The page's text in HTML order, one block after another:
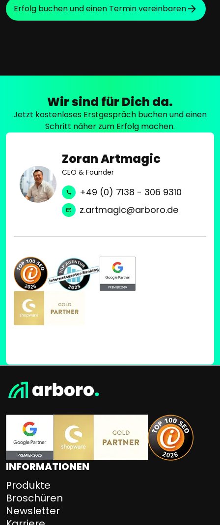
Erfolg buchen und einen Termin vereinbaren
Wir sind für Dich da.
Jetzt kostenloses Erstgespräch buchen und einen
Schritt näher zum Erfolg machen.
Zoran Artmagic
CEO & Founder
+49 (0) 7138 - 306 9310
z.artmagic@arboro.de
INFORMATIONEN
Produkte
Broschüren
Newsletter